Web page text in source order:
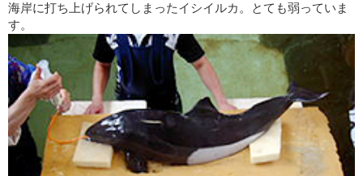
海岸に打ち上げられてしまったイシイルカ。とても弱っていま
す。